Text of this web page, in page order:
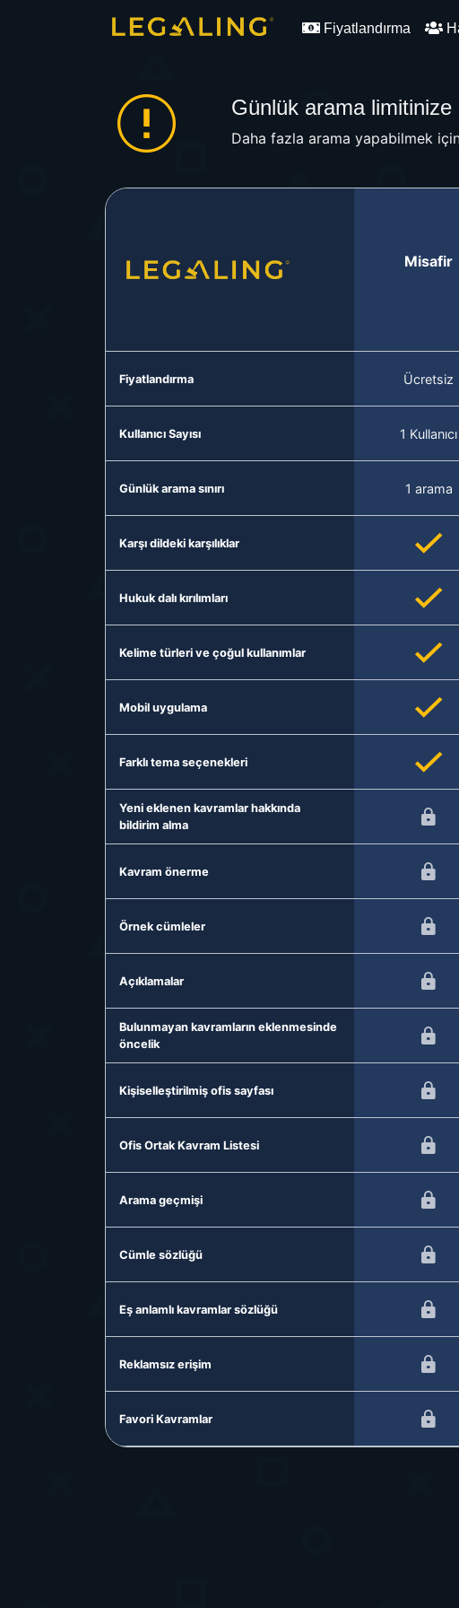
Fiyatlandırma
Günlük arama limitinize
Daha fazla arama yapabilmek
Misafir
Fiyatlandırma Ücretsiz
Kullanıcı Sayısı 1 Kullanıcı
Günlük arama sınırı 1 arama
Karşı dildeki karşılıklar
Hukuk dalı kırılımları
Kelime türleri ve çoğul kullanımlar
Mobil uygulama
Farklı tema seçenekleri
Yeni eklenen kavramlar hakkında
bildirim alma
Kavram önerme
Örnek cümleler
Açıklamalar
Bulunmayan kavramların eklenmesinde
öncelik
Kişiselleştirilmiş ofis sayfası
Ofis Ortak Kavram Listesi
Arama geçmişi
Cümle sözlüğü
Eş anlamlı kavramlar sözlüğü
Reklamsız erişim
Favori Kavramlar